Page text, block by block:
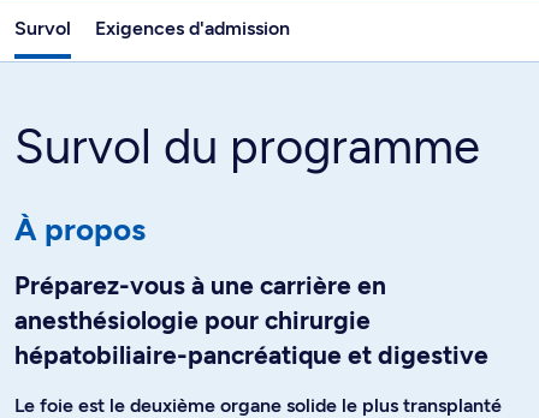
Survol Exigences d'admission
Survol du programme
À propos
Préparez-vous à une carrière en
anesthésiologie pour chirurgie
hépatobiliaire-pancréatique et digestive
Le foie est le deuxième organe solide le plus transplanté